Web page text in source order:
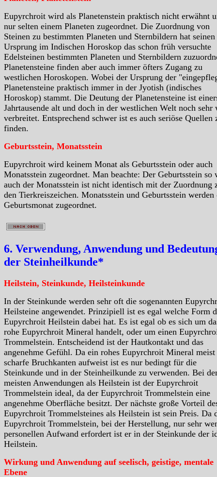
Eupyrchroit wird als Planetenstein praktisch nicht erwähnt
nur selten einem Planeten zugeordnet. Die Zuordnung von
Steinen zu bestimmten Planeten und Sternbildern hat seinen
Ursprung im Indischen Horoskop das schon früh versuchte
Edelsteinen bestimmten Planeten und Sternbildern
Planetensteine finden aber auch immer öfters Zugang zu
westlichen Horoskopen. Wobei der Ursprung der
Planetensteine praktisch immer in der Jyotish (indisches
Horoskop) stammt. Die Deutung der Planetensteine ist
Jahrtausende alt und doch in der westlichen Welt noch sehr
verbreitet. Entsprechend schwer ist es auch seriöse Quellen
finden.
Geburtsstein, Monatsstein
Eupyrchroit wird keinem Monat als Geburtsstein oder auch
Monatsstein zugeordnet. Man beachte: Der Geburtsstein so
auch der Monatsstein ist nicht identisch mit der Zuordnung
den Tierkreiszeichen. Monatsstein und Geburtsstein werden
Geburtsmonat zugeordnet.
6. Verwendung, Anwendung und
der Steinheilkunde*
Heilstein, Steinkunde, Heilsteinkunde
In der Steinkunde werden sehr oft die sogenannten
Heilsteine angewendet. Prinzipiell ist es egal welche Form
Eupyrchroit Heilstein dabei hat. Es ist egal ob es sich um
rohe Eupyrchroit Mineral handelt, oder um einen
Trommelstein. Entscheidend ist der Hautkontakt und das
angenehme Gefühl. Da ein rohes Eupyrchroit Mineral meist
scharfe Bruchkanten aufweist ist es nur bedingt für die
Steinkunde und in der Steinheilkunde zu verwenden. Bei
meisten Anwendungen als Heilstein ist der Eupyrchroit
Trommelstein ideal, da der Eupyrchroit Trommelstein eine
angenehme Oberfläche besitzt. Der nächste große Vorteil
Eupyrchroit Trommelsteines als Heilstein ist sein Preis. Da
Eupyrchroit Trommelstein, bei der Herstellung, nur sehr
personellen Aufwand erfordert ist er in der Steinkunde der
Heilstein.
Wirkung und Anwendung auf seelisch, geistige, mentale
Ebene